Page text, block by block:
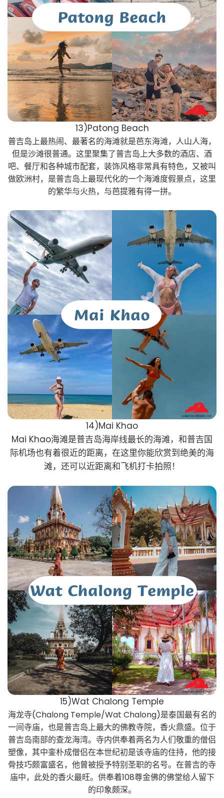
13)Patong Beach
普吉岛上最热闹、最著名的海滩就是芭东海滩，人山人海，
但是沙滩很普通。这里聚集了普吉岛上大多数的酒店、酒
吧、餐厅和各种城市配套，装饰风格非常具有特色，又被叫
做欧洲村，是普吉岛上最现代化的一个海滩度假景点，这里
的繁华与火热，与芭提雅有得一拼。
14)Mai Khao
Mai Khao海滩是普吉岛海岸线最长的海滩，和普吉国
际机场也有着很近的距离，在这里你能欣赏到绝美的海
滩，还可以近距离和飞机打卡拍照！
15)Wat Chalong Temple
海龙寺(Chalong Temple/Wat Chalong)是泰国最有名的
一间寺庙，也是普吉岛上最大的佛教寺院，香火鼎盛。位于
普吉岛南部的查龙海湾。寺内供奉着两名为人们敬重的僧侣
塑像，其中銮朴成僧侣在本世纪初是该寺庙的住持，他的接
骨技巧颇富盛名，他曾被授予特别圣职的名号。在普吉的寺
庙中，此处的香火最旺。供奉着108尊金佛的佛堂给人留下
的印象颇深。